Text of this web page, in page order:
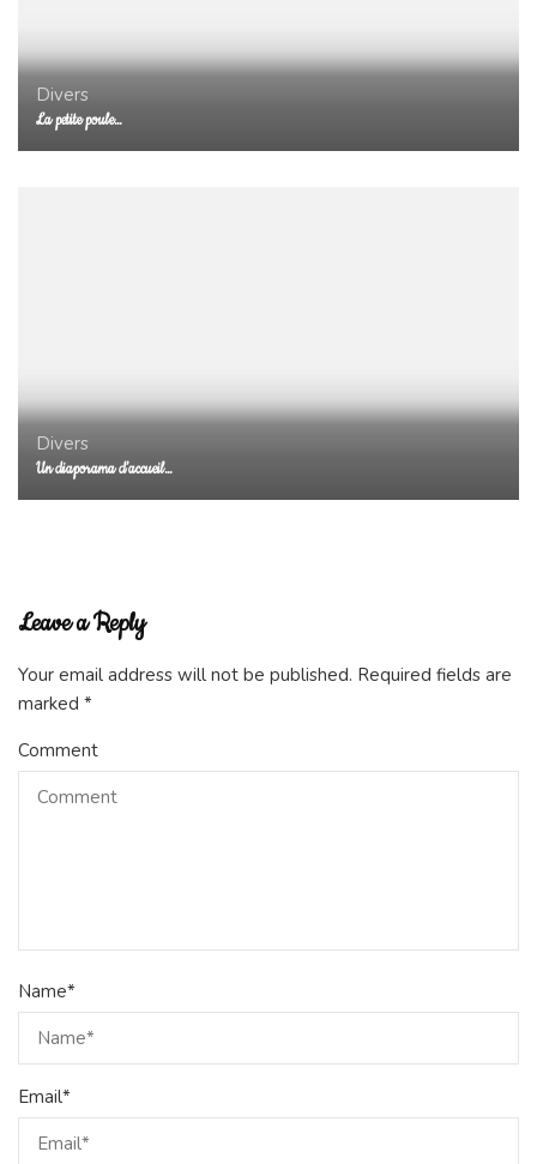
Divers
La petite poule…
Divers
Un diaporama d’accueil…
Leave a Reply
Your email address will not be published. Required fields are
marked *
Comment
Name*
Email*